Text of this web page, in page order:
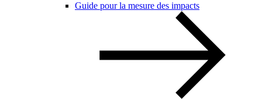
Guide pour la mesure des impacts